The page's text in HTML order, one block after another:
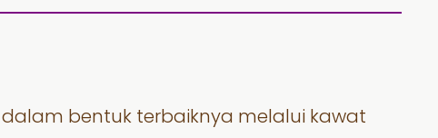
bentuk terbaiknya melalui kawat